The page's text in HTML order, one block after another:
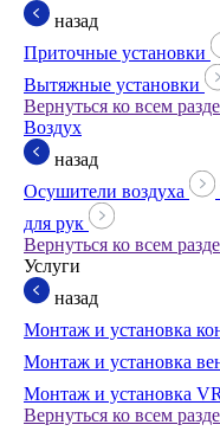
назад
Приточные установки
Вытяжные установки
Вернуться ко всем
Воздух
назад
Осушители воздуха
для рук
Вернуться ко всем
Услуги
назад
Монтаж и установка
Монтаж и установка
Монтаж и установка
Вернуться ко всем